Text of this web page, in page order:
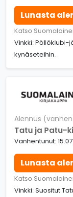
Lunasta
Katso
Vinkki: Pöllöklubi-
kynäseteihin.
Alennus
Tatu ja Patu-
Vanhentunut:
Lunasta
Katso
Vinkki: Suositut